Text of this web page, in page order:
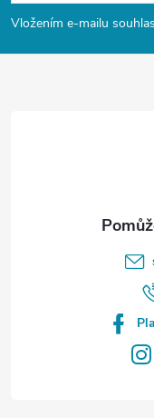
p
a
Vložením e-mailu